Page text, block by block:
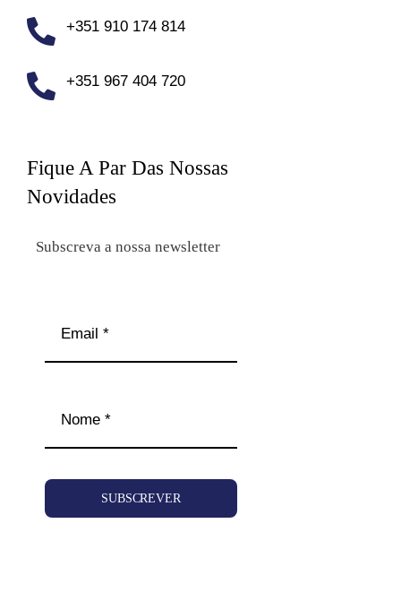
+351 910 174 814
+351 967 404 720
Fique A Par Das Nossas
Novidades
Subscreva a nossa newsletter
SUBSCREVER